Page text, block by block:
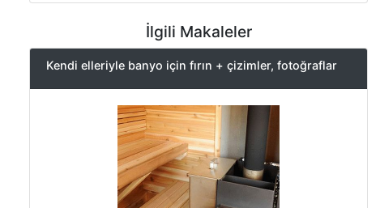
İlgili Makaleler
Kendi elleriyle banyo için fırın + çizimler, fotoğraflar